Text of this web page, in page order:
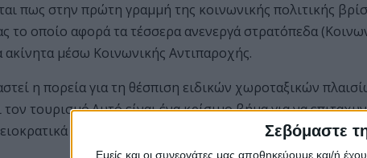
Σεβόμαστε
Εμείς και οι συνεργάτες μας αποθηκεύουμε και/ή
πως στην πρώτη γραμμή της κοινωνικής πολιτικής
το οποίο αφορά τα τέσσερα ανενεργά στρατόπεδα
μέσω Κοινωνικής Αντιπαροχής.
η πορεία για τη θέσπιση ειδικών χωροταξικών
τουρισμό.Αυτό είναι ένα κρίσιμο βήμα για να
εμπόδια.